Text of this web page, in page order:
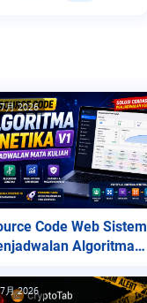
月 2026
Code Web Sistem
Algoritma
月 2026